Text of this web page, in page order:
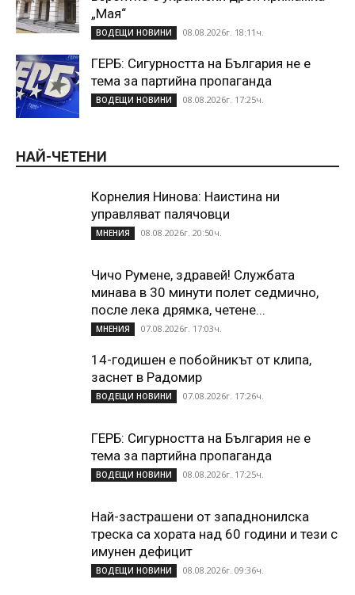
„Мая“
ВОДЕЩИ НОВИНИ 08.08.2026г. 18:11ч.
ГЕРБ: Сигурността на България не е
тема за партийна пропаганда
ВОДЕЩИ НОВИНИ 08.08.2026г. 17:25ч.
НАЙ-ЧЕТЕНИ
Корнелия Нинова: Наистина ни
управляват палячовци
МНЕНИЯ 08.08.2026г. 20:50ч.
Чичо Румене, здравей! Службата
минава в 30 минути полет седмично,
после лека дрямка, четене...
МНЕНИЯ 07.08.2026г. 17:03ч.
14-годишен е побойникът от клипа,
заснет в Радомир
ВОДЕЩИ НОВИНИ 07.08.2026г. 17:26ч.
ГЕРБ: Сигурността на България не е
тема за партийна пропаганда
ВОДЕЩИ НОВИНИ 08.08.2026г. 17:25ч.
Най-застрашени от западнонилска
треска са хората над 60 години и тези с
имунен дефицит
ВОДЕЩИ НОВИНИ 08.08.2026г. 09:36ч.